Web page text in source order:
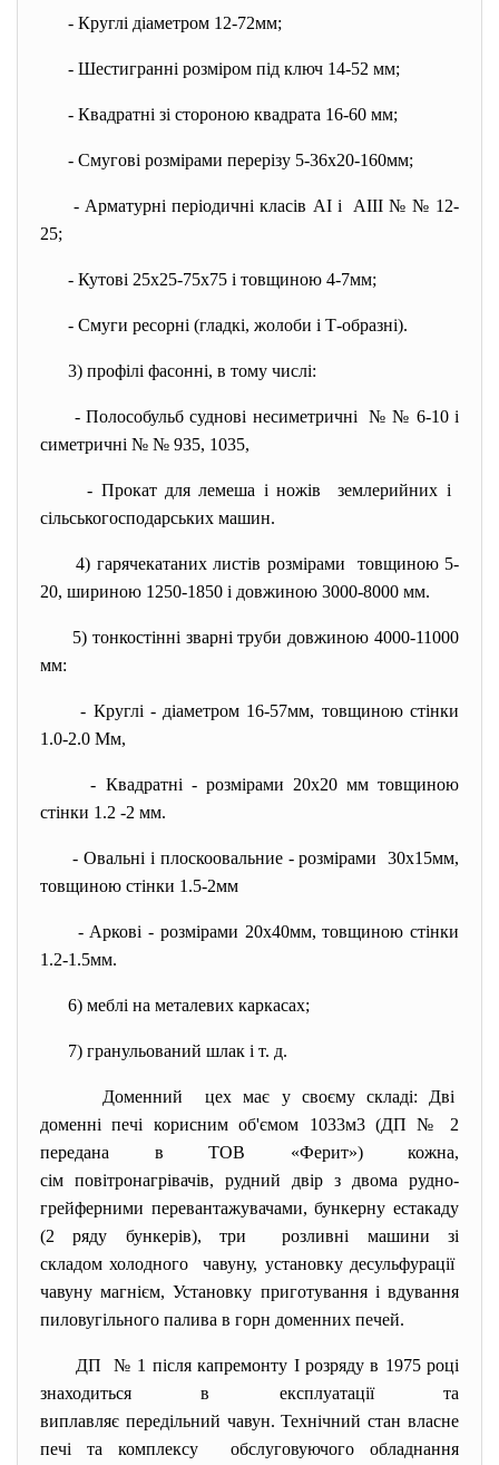
- Круглі діаметром 12-72мм;
- Шестигранні розміром під ключ 14-52 мм;
- Квадратні зі стороною квадрата 16-60 мм;
- Смугові розмірами перерізу 5-36х20-160мм;
- Арматурні періодичні класів AI і AIII № № 12-
25;
- Кутові 25х25-75х75 і товщиною 4-7мм;
- Смуги ресорні (гладкі, жолоби і Т-образні).
3) профілі фасонні, в тому числі:
- Полособульб суднові несиметричні № № 6-10 і
симетричні № № 935, 1035,
- Прокат для лемеша і ножів землерийних і
сільськогосподарських машин.
4) гарячекатаних листів розмірами товщиною 5-
20, шириною 1250-1850 і довжиною 3000-8000 мм.
5) тонкостінні зварні труби довжиною 4000-11000
мм:
- Круглі - діаметром 16-57мм, товщиною стінки
1.0-2.0 Мм,
- Квадратні - розмірами 20х20 мм товщиною
стінки 1.2 -2 мм.
- Овальні і плоскоовальние - розмірами 30х15мм,
товщиною стінки 1.5-2мм
- Аркові - розмірами 20х40мм, товщиною стінки
1.2-1.5мм.
6) меблі на металевих каркасах;
7) гранульований шлак і т. д.
Доменний цех має у своєму складі: Дві
доменні печі корисним об'ємом 1033м3 (ДП № 2
передана в ТОВ «Ферит») кожна,
сім повітронагрівачів, рудний двір з двома рудно-
грейферними перевантажувачами, бункерну естакаду
(2 ряду бункерів), три розливні машини зі
складом холодного чавуну, установку десульфурації
чавуну магнієм, Установку приготування і вдування
пиловугільного палива в горн доменних печей.
ДП № 1 після капремонту I розряду в 1975 році
знаходиться в експлуатації та
виплавляє передільний чавун. Технічний стан власне
печі та комплексу обслуговуючого обладнання